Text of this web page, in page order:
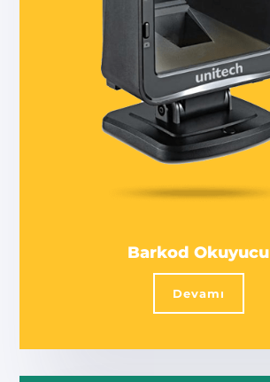
Barkod Okuyucu
Devamı